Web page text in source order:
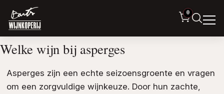
0
Welke wijn bij asperges
Asperges zijn een echte seizoensgroente en vragen
om een zorgvuldige wijnkeuze. Door hun zachte,